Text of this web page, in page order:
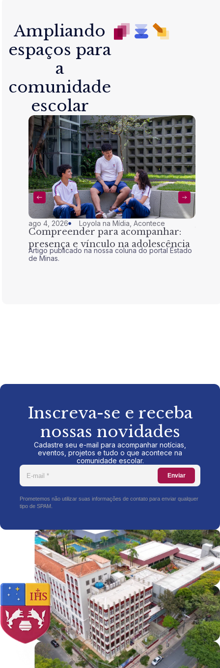
Ampliando
espaços para
a
comunidade
escolar
ago 4, 2026 Loyola na Mídia ,Acontece
Compreender para acompanhar:
presença e vínculo na adolescência
Artigo publicado na nossa coluna do portal Estado
de Minas.
Inscreva-se e receba
nossas novidades
Cadastre seu e-mail para acompanhar notícias,
eventos, projetos e tudo o que acontece na
comunidade escolar.
Enviar
Prometemos não utilizar suas informações de contato para enviar qualquer
tipo de SPAM.